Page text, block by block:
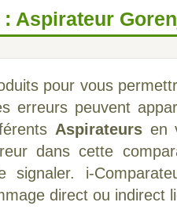
Aspirateur
pour vous
erreurs peuvent
Aspirateursen
dans cette
signaler. i-
direct ou indirect